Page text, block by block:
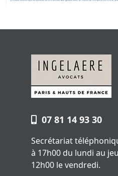
07 81 14 93 30
Secrétariat
à 17h00 du lundi au
12h00 le vendredi.